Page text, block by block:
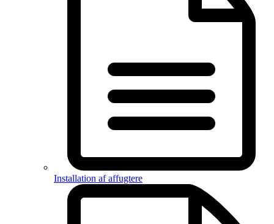
Installation af affugtere